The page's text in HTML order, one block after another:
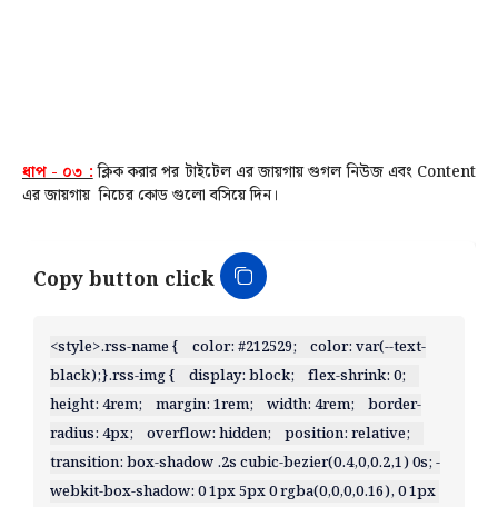
ধাপ - ০৩ :ক্লিক করার পর টাইটেল এর জায়গায় গুগল নিউজ এবং Content
এর জায়গায় নিচের কোড গুলো বসিয়ে দিন।
Copy button click
<style>.rss-name {    color: #212529;    color: var(--text-
black);}.rss-img {    display: block;    flex-shrink: 0;
height: 4rem;    margin: 1rem;    width: 4rem;    border-
radius: 4px;    overflow: hidden;    position: relative;
transition: box-shadow .2s cubic-bezier(0.4,0,0.2,1) 0s; -
webkit-box-shadow: 0 1px 5px 0 rgba(0,0,0,0.16), 0 1px